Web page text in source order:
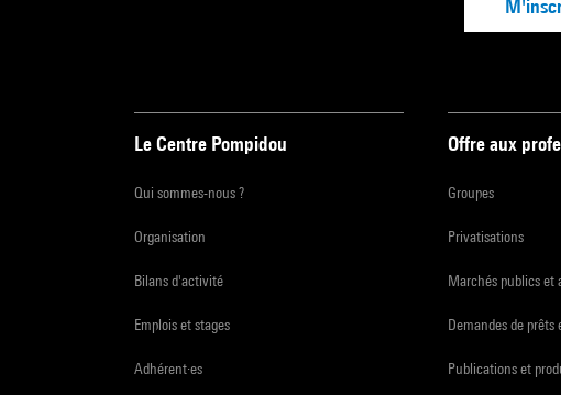
Le Centre Pompidou
Qui sommes-nous ?
Organisation
Bilans d'activité
Emplois et stages
Adhérent·es
Offre aux
Groupes
Privatisations
Marchés publics et
Demandes de
Publications et